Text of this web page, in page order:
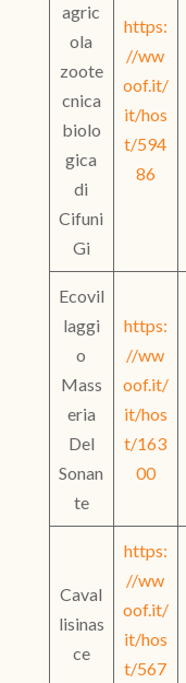
agric
ola
zoote
cnica
biolo
gica
di
Cifuni
Gi
https:
//ww
oof.it/
it/hos
t/594
86
Ecovil
laggi
o
Mass
eria
Del
Sonan
te
https:
//ww
oof.it/
it/hos
t/163
00
Caval
lisinas
ce
https:
//ww
oof.it/
it/hos
t/567